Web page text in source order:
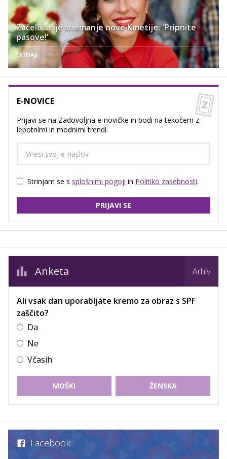
Začelo se je snemanje nove Kmetije: 'Pripnite
pasove!'
ODDAJE
E-NOVICE
Prijavi se na Zadovoljna e-novičke in bodi na tekočem z
lepotnimi in modnimi trendi.
Strinjam se s splošnimi pogoji in Politiko zasebnosti.
PRIJAVI SE
Anketa Arhiv
Ali vsak dan uporabljate kremo za obraz s SPF
zaščito?
Da
Ne
Včasih
MOŠKI ŽENSKA
Facebook